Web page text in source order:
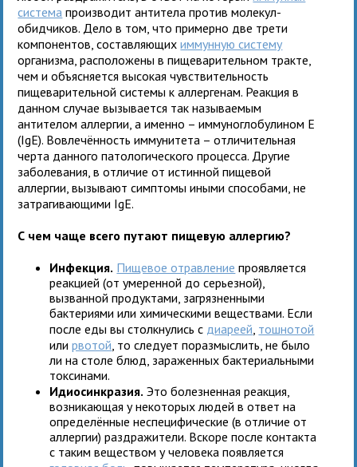
система производит антитела против молекул-
обидчиков. Дело в том, что примерно две трети
компонентов, составляющихиммунную систему
организма, расположены в пищеварительном тракте,
чем и объясняется высокая чувствительность
пищеварительной системы к аллергенам. Реакция в
данном случае вызывается так называемым
антителом аллергии, а именно – иммуноглобулином Е
(IgE). Вовлечённость иммунитета – отличительная
черта данного патологического процесса. Другие
заболевания, в отличие от истинной пищевой
аллергии, вызывают симптомы иными способами, не
затрагивающими IgE.
С чем чаще всего путают пищевую аллергию?
Инфекция. Пищевое отравление проявляется
реакцией (от умеренной до серьезной),
вызванной продуктами, загрязненными
бактериями или химическими веществами. Если
после еды вы столкнулись с диареей тошнотой
илирвотой , то следует поразмыслить, не было
ли на столе блюд, зараженных бактериальными
токсинами.
Идиосинкразия. Это болезненная реакция,
возникающая у некоторых людей в ответ на
определённые неспецифические (в отличие от
аллергии) раздражители. Вскоре после контакта
с таким веществом у человека появляется